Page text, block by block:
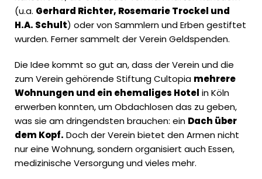
(u.a. Gerhard Richter, Rosemarie Trockel und
H.A. Schult) oder von Sammlern und Erben gestiftet
wurden. Ferner sammelt der Verein Geldspenden.
Die Idee kommt so gut an, dass der Verein und die
zum Verein gehörende Stiftung Cultopia mehrere
Wohnungen und ein ehemaliges Hotel in Köln
erwerben konnten, um Obdachlosen das zu geben,
was sie am dringendsten brauchen: ein Dach über
dem Kopf. Doch der Verein bietet den Armen nicht
nur eine Wohnung, sondern organisiert auch Essen,
medizinische Versorgung und vieles mehr.